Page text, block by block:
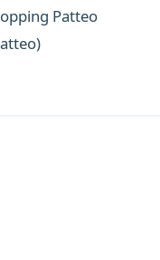
Patteo